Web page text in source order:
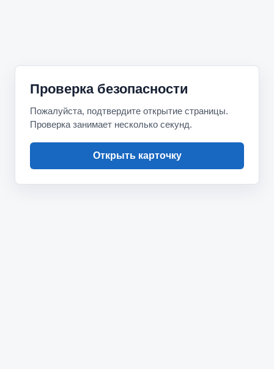
Проверка безопасности
Пожалуйста, подтвердите открытие страницы.
Проверка занимает несколько секунд.
Открыть карточку